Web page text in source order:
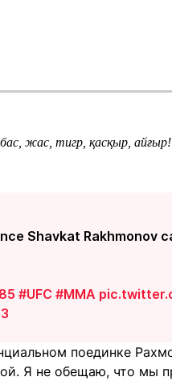
жас, тигр, қасқыр,
Shavkat Rakhmonov
#UFC #MMA
поединке
Я не обещаю, что мы